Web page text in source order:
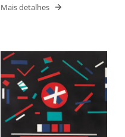
Mais detalhes